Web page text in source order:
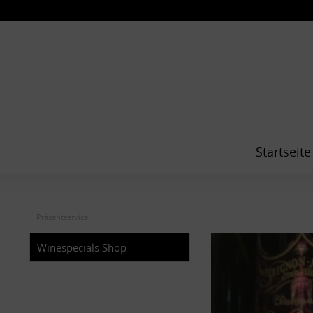
Startseite
Winespecials Shop